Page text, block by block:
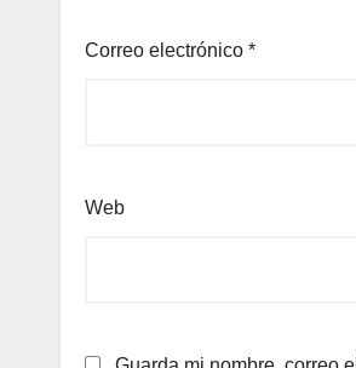
Correo electrónico *
Web